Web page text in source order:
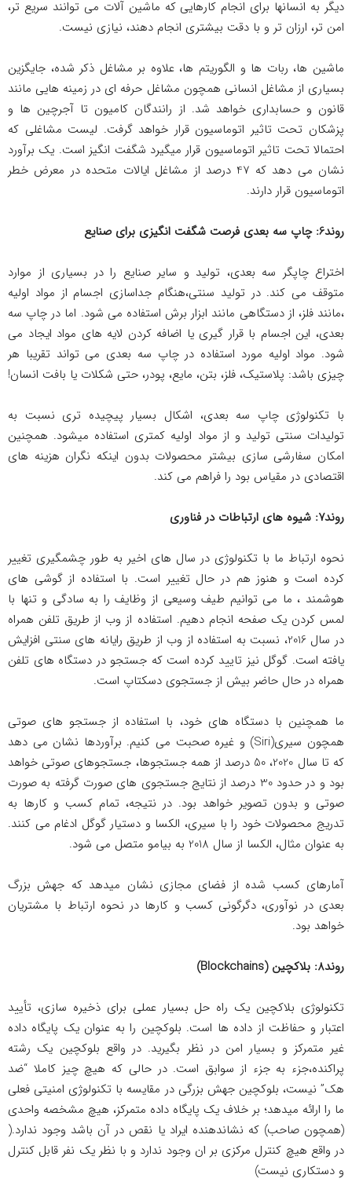
دیگر به انسانها برای انجام کارهایی که ماشین آلات می توانند سریع تر،
امن تر، ارزان تر و با دقت بیشتری انجام دهند، نیازی نیست.
ماشین ها، ربات ها و الگوریتم ها، علاوه بر مشاغل ذکر شده، جایگزین
بسیاری از مشاغل انسانی همچون مشاغل حرفه ای در زمینه هایی مانند
قانون و حسابداری خواهد شد. از رانندگان کامیون تا آجرچین ها و
پزشکان تحت تاثیر اتوماسیون قرار خواهد گرفت. لیست مشاغلی که
احتمالا تحت تاثیر اتوماسیون قرار می­گیرد شگفت انگیز است. یک برآورد
نشان می دهد که 47 درصد از مشاغل ایالات متحده در معرض خطر
اتوماسیون قرار دارند.
روند6: چاپ سه بعدی فرصت شگفت انگیزی برای صنایع
اختراع چاپگر سه بعدی، تولید و سایر صنایع را در بسیاری از موارد
متوقف می کند. در تولید سنتی،هنگام جداسازی اجسام از مواد اولیه
،مانند فلز، از دستگاهی مانند ابزار برش استفاده می شود. اما در چاپ سه
بعدی، این اجسام با قرار گیری یا اضافه کردن لایه های مواد ایجاد می
شود. مواد اولیه مورد استفاده در چاپ سه بعدی می تواند تقریبا هر
چیزی باشد: پلاستیک، فلز، بتن، مایع، پودر، حتی شکلات یا بافت انسان!
با تکنولوژی چاپ سه بعدی، اشکال بسیار پیچیده تری نسبت به
تولیدات سنتی تولید و از مواد اولیه کمتری استفاده می­شود. همچنین
امکان سفارشی سازی بیشتر محصولات بدون اینکه نگران هزینه های
اقتصادی در مقیاس بود را فراهم می کند.
روند7: شیوه های ارتباطات در فناوری
نحوه ارتباط ما با تکنولوژی در سال های اخیر به طور چشمگیری تغییر
کرده است و هنوز هم در حال تغییر است. با استفاده از گوشی های
هوشمند ، ما می توانیم طیف وسیعی از وظایف را به سادگی و تنها با
لمس کردن یک صفحه انجام دهیم. استفاده از وب از طریق تلفن همراه
در سال 2016، نسبت به استفاده از وب از طریق رایانه های سنتی افزایش
یافته است. گوگل نیز تایید کرده است که جستجو در دستگاه های تلفن
همراه در حال حاضر بیش از جستجوی دسکتاپ است.
ما همچنین با دستگاه های خود، با استفاده از جستجو های صوتی
همچون سیری(Siri) و غیره صحبت می کنیم. برآوردها نشان می دهد
که تا سال 2020، 50 درصد از همه جستجوها، جستجوهای صوتی خواهد
بود و در حدود 30 درصد از نتایج جستجوی های صورت گرفته به ­صورت
صوتی و بدون تصویر خواهد بود. در نتیجه، تمام کسب و کارها به
تدریج محصولات خود را با سیری، الکسا و دستیار گوگل ادغام می کنند.
به عنوان مثال، الکسا از سال 2018 به بی­ام­و متصل می شود.
آمارهای کسب شده از فضای مجازی نشان می­دهد که جهش بزرگ
بعدی در نوآوری، دگرگونی کسب و کارها در نحوه ارتباط با مشتریان
خواهد بود.
روند8: بلاکچین (
Blockchains
)
تکنولوژی بلاکچین یک راه حل بسیار عملی برای ذخیره سازی، تأیید
اعتبار و حفاظت از داده ها است. بلوکچین را به عنوان یک پایگاه داده
غیر متمرکز و بسیار امن در نظر بگیرید. در واقع بلوکچین یک رشته
پراکنده،جزء به جزء از سوابق است. در حالی که هیچ چیز کاملا “ضد
هک” نیست، بلوکچین جهش بزرگی در مقایسه با تکنولوژی امنیتی فعلی
ما را ارائه می­دهد؛ بر خلاف یک پایگاه داده متمرکز، هیچ مشخصه واحدی
(همچون صاحب) که نشاندهنده ایراد یا نقص در آن باشد وجود ندارد.(
در واقع هیچ کنترل مرکزی بر ان وجود ندارد و با نظر یک نفر قابل کنترل
و دستکاری نیست)